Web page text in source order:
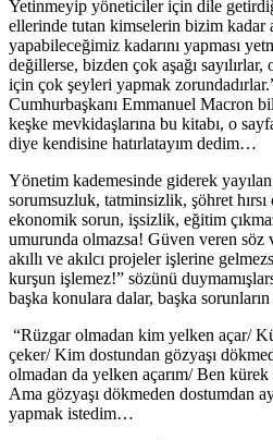
Yetinmeyip yöneticiler için dile
ellerinde tutan kimselerin bizim kadar
yapabileceğimiz kadarını yapması
değillerse, bizden çok aşağı
için çok şeyleri yapmak
Cumhurbaşkanı Emmanuel Macron
keşke mevkidaşlarına bu kitabı, o
diye kendisine hatırlatayım dedim…
Yönetim kademesinde giderek
sorumsuzluk, tatminsizlik, şöhret hırsı
ekonomik sorun, işsizlik, eğitim
umurunda olmazsa! Güven veren söz
akıllı ve akılcı projeler işlerine
kurşun işlemez!” sözünü
başka konulara dalar, başka
“Rüzgar olmadan kim yelken açar/
çeker/ Kim dostundan gözyaşı
olmadan da yelken açarım/ Ben
Ama gözyaşı dökmeden dostumdan
yapmak istedim…